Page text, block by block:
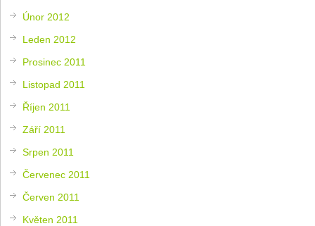
Únor 2012
Leden 2012
Prosinec 2011
Listopad 2011
Říjen 2011
Září 2011
Srpen 2011
Červenec 2011
Červen 2011
Květen 2011